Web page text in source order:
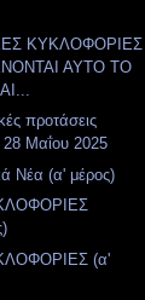
ΚΥΚΛΟΦΟΡΙΕΣ
ΑΥΤΟ ΤΟ
προτάσεις
28 Μαΐου 2025
Νέα (α' μέρος)
(α'